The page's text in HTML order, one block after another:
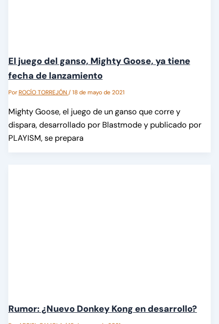
El juego del ganso, Mighty Goose, ya tiene
fecha de lanzamiento
PorROCÍO TORREJÓN/18 de mayo de 2021
Mighty Goose, el juego de un ganso que corre y
dispara, desarrollado por Blastmode y publicado por
PLAYISM, se prepara
Rumor: ¿Nuevo Donkey Kong en desarrollo?